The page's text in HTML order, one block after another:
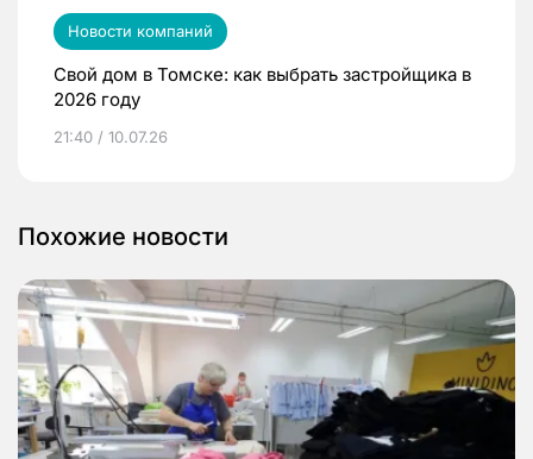
Новости компаний
Свой дом в Томске: как выбрать застройщика в
2026 году
21:40 / 10.07.26
Похожие новости